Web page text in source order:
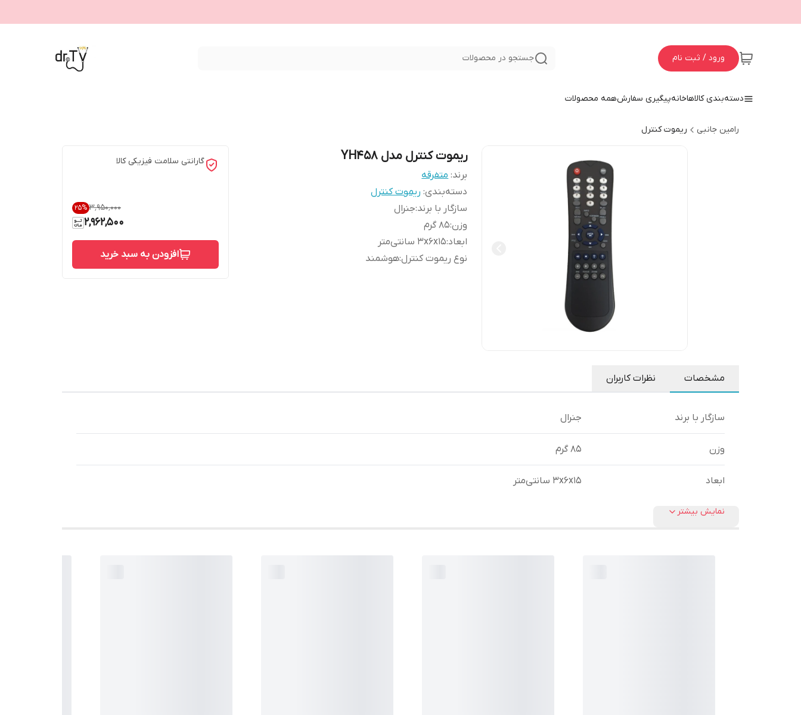
ورود / ثبت نام جستجو در محصولات
دسته‌بندی کالاهاخانهپیگیری سفارشهمه محصولات
رامین جانبی ریموت کنترل
ریموت کنترل مدل YH458
برند: متفرقه
دسته‌بندی: ریموت کنترل
سازگار با برند:جنرال
وزن:85 گرم
ابعاد:3x6x15 سانتی‌متر
نوع ریموت کنترل:هوشمند
گارانتی سلامت فیزیکی کالا
۳٬۹۵۰٬۰۰۰ 25%
2,962,500
افزودن به سبد خرید
مشخصات نظرات کاربران
سازگار با برند جنرال
وزن 85 گرم
ابعاد 3x6x15 سانتی‌متر
نمایش بیشتر